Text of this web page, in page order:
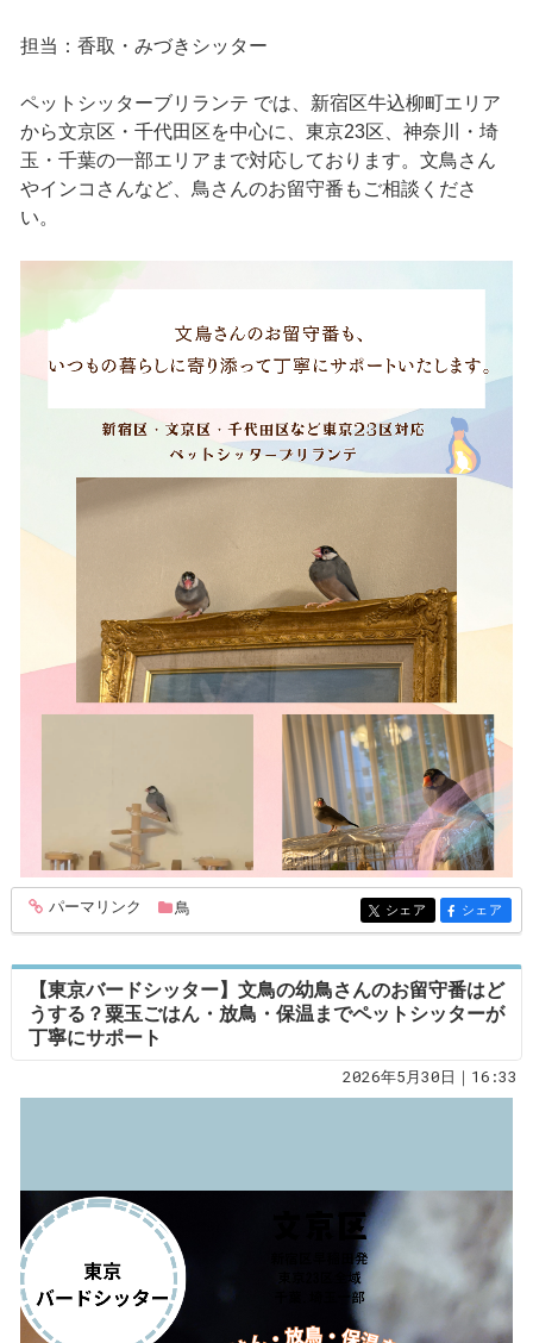
担当：香取・みづきシッター
ペットシッターブリランテ では、新宿区牛込柳町エリア
から文京区・千代田区を中心に、東京23区、神奈川・埼
玉・千葉の一部エリアまで対応しております。文鳥さん
やインコさんなど、鳥さんのお留守番もご相談くださ
い。
entry377
パーマリンク 鳥 entry377
シェア entry377
シェア
【東京バードシッター】文鳥の幼鳥さんのお留守番はど
うする？粟玉ごはん・放鳥・保温までペットシッターが
丁寧にサポート
2026年5月30日｜16:33